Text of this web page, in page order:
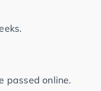
passed online.